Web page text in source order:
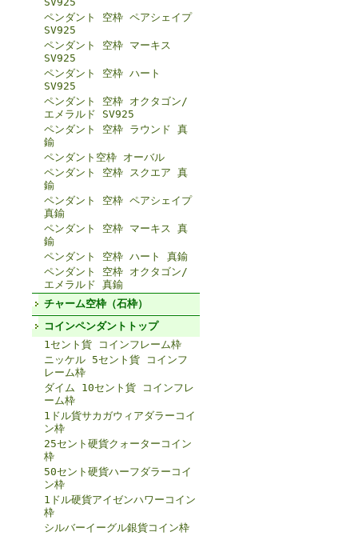
ペンダント 空枠 ペアシェイプ
SV925
ペンダント 空枠 マーキス
SV925
ペンダント 空枠 ハート
SV925
ペンダント 空枠 オクタゴン/
エメラルド SV925
ペンダント 空枠 ラウンド 真
鍮
ペンダント空枠 オーバル
ペンダント 空枠 スクエア 真
鍮
ペンダント 空枠 ペアシェイプ
真鍮
ペンダント 空枠 マーキス 真
鍮
ペンダント 空枠 ハート 真鍮
ペンダント 空枠 オクタゴン/
エメラルド 真鍮
チャーム空枠（石枠）
コインペンダントトップ
1セント貨 コインフレーム枠
ニッケル 5セント貨 コインフ
レーム枠
ダイム 10セント貨 コインフレ
ーム枠
1ドル貨サカガウィアダラーコイ
ン枠
25セント硬貨クォーターコイン
枠
50セント硬貨ハーフダラーコイ
ン枠
1ドル硬貨アイゼンハワーコイン
枠
シルバーイーグル銀貨コイン枠